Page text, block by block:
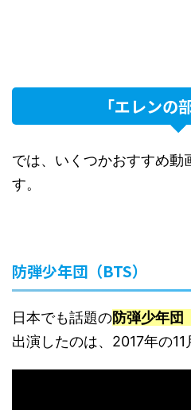
「エレンの
では、いくつかおすすめ動
す。
防弾少年団（BTS）
日本でも話題の防弾少年団
出演したのは、2017年の11